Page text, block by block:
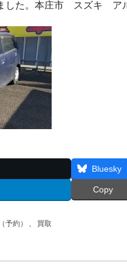
ました。本庄市 スズキ
Bluesky
Copy
約） 、 買取